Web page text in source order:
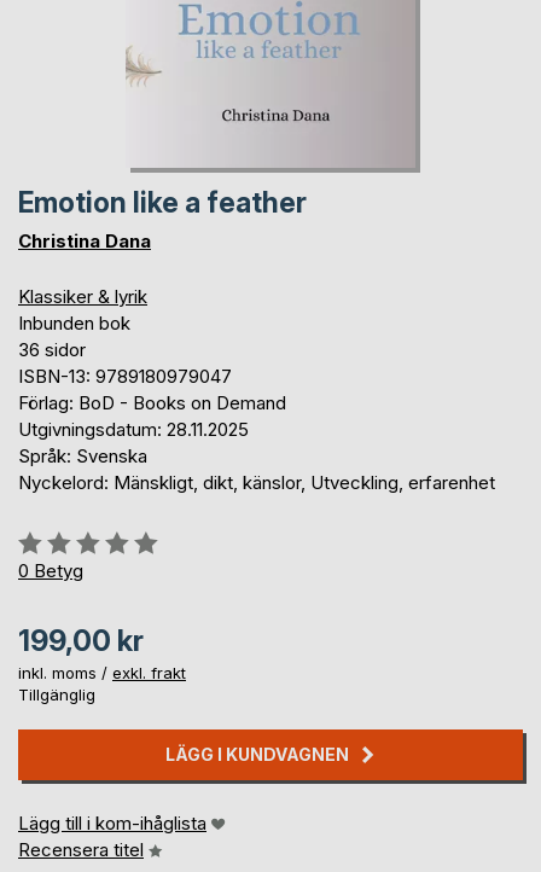
Emotion like a feather
Christina Dana
Klassiker & lyrik
Inbunden bok
36 sidor
ISBN-13: 9789180979047
Förlag: BoD - Books on Demand
Utgivningsdatum: 28.11.2025
Språk: Svenska
Nyckelord: Mänskligt, dikt, känslor, Utveckling, erfarenhet
Betyg::
0%
0 Betyg
199,00 kr
inkl. moms / exkl. frakt
Tillgänglig
LÄGG I KUNDVAGNEN
Lägg till i kom-ihåglista
Recensera titel